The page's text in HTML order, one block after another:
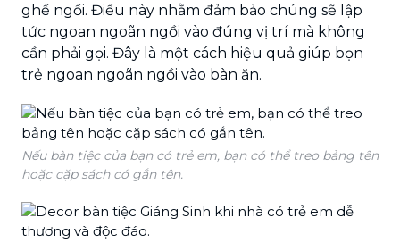
ghế ngồi. Điều này nhằm đảm bảo chúng sẽ lập
tức ngoan ngoãn ngồi vào đúng vị trí mà không
cần phải gọi. Đây là một cách hiệu quả giúp bọn
trẻ ngoan ngoãn ngồi vào bàn ăn.
Nếu bàn tiệc của bạn có trẻ em, bạn có thể treo bảng tên
hoặc cặp sách có gắn tên.